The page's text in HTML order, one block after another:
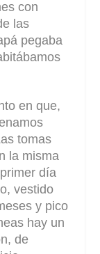
con
las
pegaba
en que,
tomas
la misma
día
vestido
y pico
hay un
de